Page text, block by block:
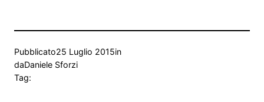
Pubblicato25 Luglio 2015in
daDaniele Sforzi
Tag: